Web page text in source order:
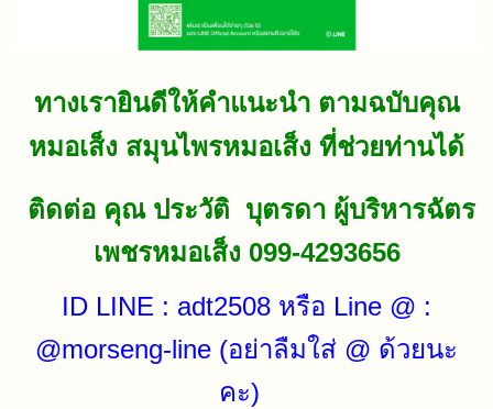
ทางเรายินดีให้คำแนะนำ ตามฉบับคุณ
หมอเส็ง สมุนไพรหมอเส็ง ที่ช่วยท่านได้
ติดต่อ คุณ ประวัติ บุตรดา ผู้บริหารฉัตร
เพชรหมอเส็ง 099-4293656
ID LINE : adt2508 หรือ Line @ :
@morseng-line (อย่าลืมใส่ @ ด้วยนะ
คะ)